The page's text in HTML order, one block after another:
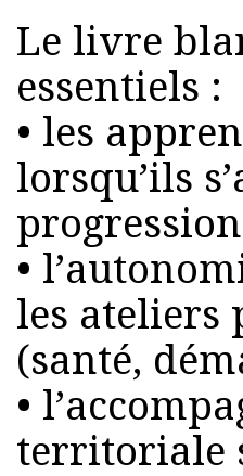
Le livre
essentiels :
• les
lorsqu’ils
•
les ateliers
(santé,
•
territoriale